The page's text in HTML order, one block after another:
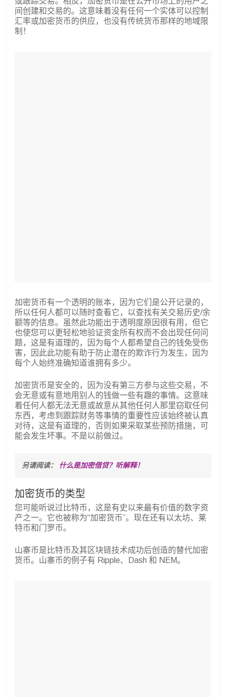
间创建和交易的。这意味着没有任何一个实体可以控制
汇率或加密货币的供应，也没有传统货币那样的地域限
制！
加密货币有一个透明的账本，因为它们是公开记录的，
所以任何人都可以随时查看它，以查找有关交易历史/余
额等的信息。虽然此功能出于透明度原因很有用，但它
也使您可以更轻松地验证资金所有权而不会出现任何问
题，这是有道理的，因为每个人都希望自己的钱免受伤
害，因此此功能有助于防止潜在的欺诈行为发生，因为
每个人始终准确知道谁拥有多少。
加密货币是安全的，因为没有第三方参与这些交易，不
会无意或有意地用别人的钱做一些有趣的事情。这意味
着任何人都无法无意或故意从其他任何人那里窃取任何
东西，考虑到跟踪财务等事情的重要性应该始终被认真
对待，这是有道理的，否则如果采取某些预防措施，可
能会发生坏事。不是以前做过。
另请阅读： 什么是加密借贷？听解释！
加密货币的类型
您可能听说过比特币，这是有史以来最有价值的数字资
产之一。它也被称为“加密货币”。现在还有以太坊、莱
特币和门罗币。
山寨币是比特币及其区块链技术成功后创造的替代加密
货币。山寨币的例子有 Ripple、Dash 和 NEM。